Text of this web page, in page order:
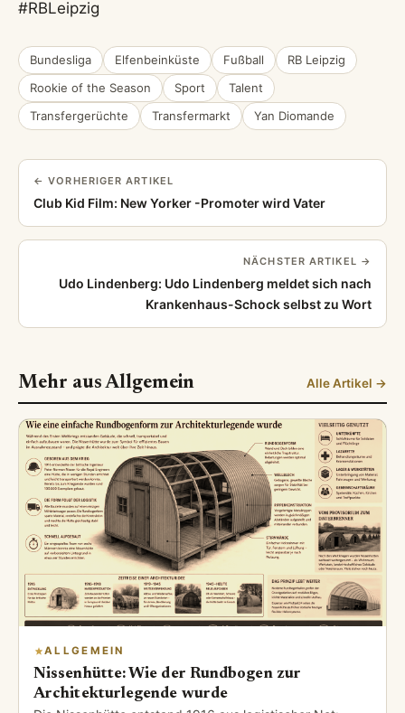
#RBLeipzig
Bundesliga Elfenbeinküste Fußball
RB Leipzig
Rookie of the Season
Sport
Talent
Transfergerüchte
Transfermarkt Yan Diomande
← VORHERIGER ARTIKEL
Club Kid Film: New Yorker -Promoter wird Vater
NÄCHSTER ARTIKEL →
Udo Lindenberg: Udo Lindenberg meldet sich nach
Krankenhaus-Schock selbst zu Wort
Mehr aus Allgemein Alle Artikel →
ALLGEMEIN
Nissenhütte: Wie der Rundbogen zur
Architekturlegende wurde